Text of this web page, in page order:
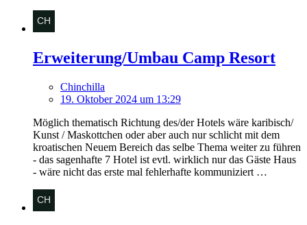
Erweiterung/Umbau Camp Resort
Chinchilla
19. Oktober 2024 um 13:29
Möglich thematisch Richtung des/der Hotels wäre karibisch/
Kunst / Maskottchen oder aber auch nur schlicht mit dem
kroatischen Neuem Bereich das selbe Thema weiter zu führen
- das sagenhafte 7 Hotel ist evtl. wirklich nur das Gäste Haus
- wäre nicht das erste mal fehlerhafte kommuniziert …